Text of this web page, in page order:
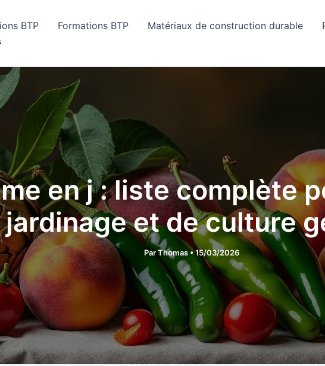
BTP Formations BTP Matériaux de construction durable
en j : liste complète
et de culture
ParThomas•15/03/2026